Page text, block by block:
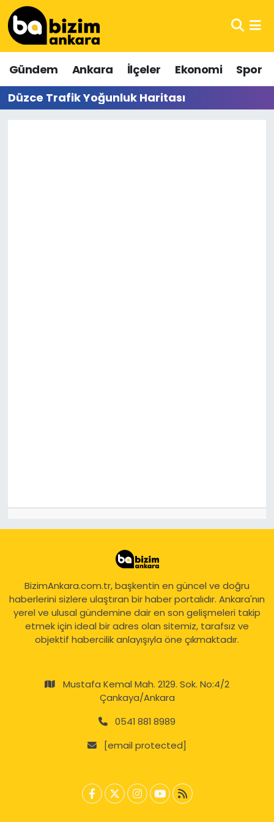
Gündem Ankara İlçeler Ekonomi
Spor
Düzce Trafik Yoğunluk Haritası
BizimAnkara.com.tr, başkentin en güncel ve doğru
haberlerini sizlere ulaştıran bir haber portalıdır. Ankara'nın
yerel ve ulusal gündemine dair en son gelişmeleri takip
etmek için ideal bir adres olan sitemiz, tarafsız ve
objektif habercilik anlayışıyla öne çıkmaktadır.
Mustafa Kemal Mah. 2129. Sok. No:4/2
Çankaya/Ankara
0541 881 8989
[email protected]
Hava Durumu
Trafik Durumu
Süper Lig Puan Durumu ve Fikstür